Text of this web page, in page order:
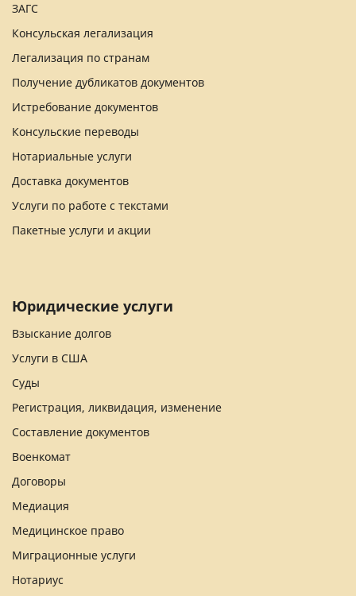
ЗАГС
Консульская легализация
Легализация по странам
Получение дубликатов документов
Истребование документов
Консульские переводы
Нотариальные услуги
Доставка документов
Услуги по работе с текстами
Пакетные услуги и акции
Юридические услуги
Взыскание долгов
Услуги в США
Суды
Регистрация, ликвидация, изменение
Составление документов
Военкомат
Договоры
Медиация
Медицинское право
Миграционные услуги
Нотариус